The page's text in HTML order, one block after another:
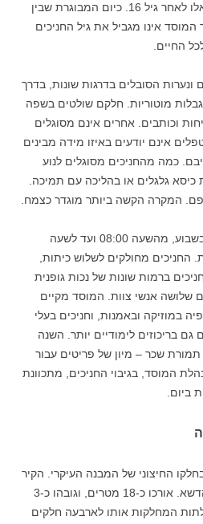
מתאימה עבור נערים ונערות אלו לאחר גיל 16. כיום המבוגרת שבין
בת 20 בלבד, אך המוסד אינו מגביל את גיל החניכים
החיים.
נמצאים 24 נערים ונערות הסובלים בדרגות שונות, בדרך
מוטוריות. חלקם שולטים בשפה
וכותבים. אחרים אינם מסוגלים
אינם יודעים באיזו מידה מבינים
כמה מהחניכים מסוגלים לנוע
גלגלים או בהליכה עם תמיכה.
המקרה הקשה ביותר מוגדר כצמח.
"בית נועם" פועל שישה ימים בשבוע, מהשעה 08:00 ועד לשעה
החניכים מחולקים לשלוש כיתות,
שבכל אחת מהן נמצאים כ-8 חניכים ברמות שונות של נכות גופנית
שלושה אנשי צוות. המוסד מקיים
במוזיקה ובאמנות, וחניכים בעלי
בריכוזים לימודיים יותר. השנה
שכר – מיון של פריטים עבור
המוסד, בגיבוי החניכים, מתכוונת
ביום.
החיצוני של המבנה העיקרי. הקיר
פונה אל המעבר הראשי ואל הדשא. אורכו כ-18 מטרים, וגובהו כ-3
המחלקות אותו לארבעה חלקים